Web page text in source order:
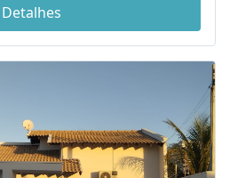
Detalhes